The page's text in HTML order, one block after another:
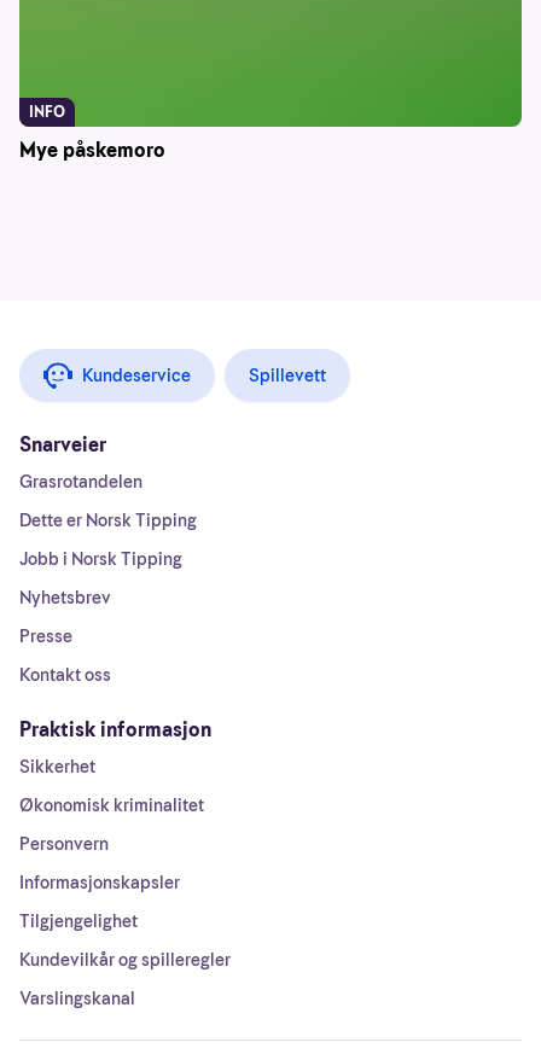
Mye påskemoro
INFO
Kundeservice Spillevett
Snarveier
Grasrotandelen
Dette er Norsk Tipping
Jobb i Norsk Tipping
Nyhetsbrev
Presse
Kontakt oss
Praktisk informasjon
Sikkerhet
Økonomisk kriminalitet
Personvern
Informasjonskapsler
Tilgjengelighet
Kundevilkår og spilleregler
Varslingskanal